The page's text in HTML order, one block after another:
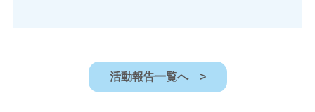
活動報告一覧へ >